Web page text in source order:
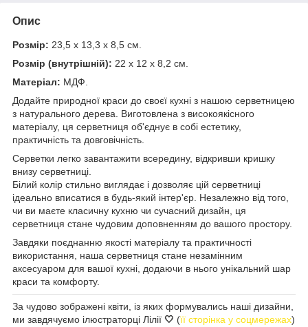
Опис
Розмір: 23,5 х 13,3 х 8,5 см.
Розмір (внутрішній): 22 х 12 х 8,2 см.
Матеріал: МДФ.
Додайте природної краси до своєї кухні з нашою серветницею
з натурального дерева. Виготовлена з високоякісного
матеріалу, ця серветниця об'єднує в собі естетику,
практичність та довговічність.
Серветки легко завантажити всередину, відкривши кришку
внизу серветниці.
Білий колір стильно виглядає і дозволяє цій серветниці
ідеально вписатися в будь-який інтер'єр. Незалежно від того,
чи ви маєте класичну кухню чи сучасний дизайн, ця
серветниця стане чудовим доповненням до вашого простору.
Завдяки поєднанню якості матеріалу та практичності
використання, наша серветниця стане незамінним
аксесуаром для вашої кухні, додаючи в нього унікальний шар
краси та комфорту.
За чудово зображені квіти, із яких формувались наші дизайни,
ми завдячуємо ілюстраторці Лілії 🤍 (її сторінка у соцмережах)